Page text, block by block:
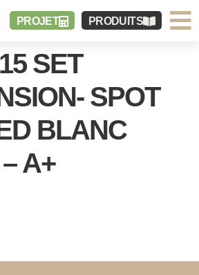
PROJET PRODUITS
SET
SPOT
BLANC
A+